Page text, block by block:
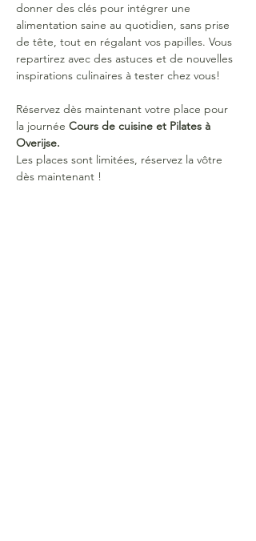
donner des clés pour intégrer une
alimentation saine au quotidien, sans prise
de tête, tout en régalant vos papilles. Vous
repartirez avec des astuces et de nouvelles
inspirations culinaires à tester chez vous!
Réservez dès maintenant votre place pour
la journée Cours de cuisine et Pilates à
Overijse.
Les places sont limitées, réservez la vôtre
dès maintenant !